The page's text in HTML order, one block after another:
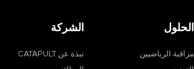
الحلول
مراقبة الرياضيين
الشركة
نبذة عن CATAPULT